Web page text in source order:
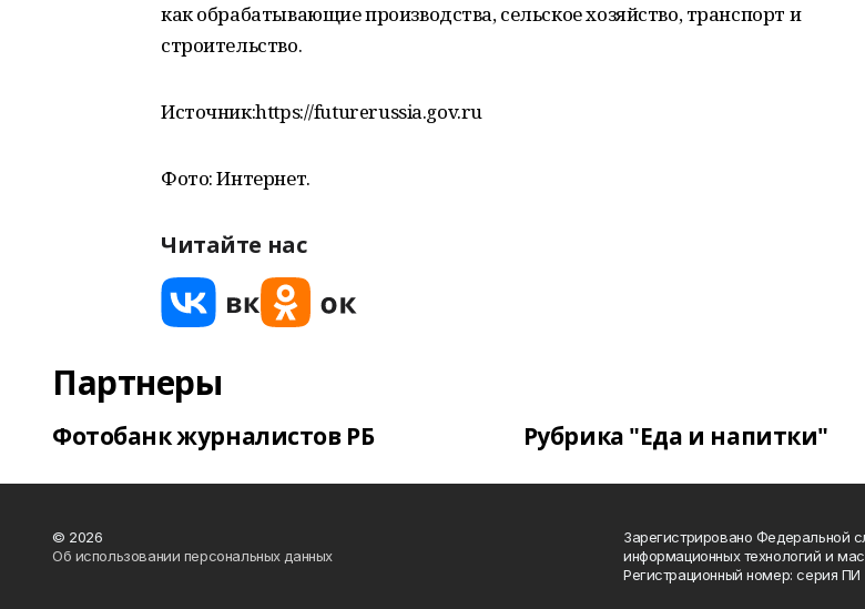
как обрабатывающие производства, сельское хозяйство, транспорт и
строительство.
Источник:https://futurerussia.gov.ru
Фото: Интернет.
Читайте нас
Партнеры
Фотобанк журналистов РБ Рубрика "Еда и напитки"
© 2026
Об использовании персональных данных
Зарегистрировано Федеральной
информационных технологий и
Регистрационный номер: серия ПИ